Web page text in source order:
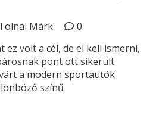
Márk
0
ez volt a cél, de el kell ismerni,
pont ott sikerült
a modern sportautók
színű